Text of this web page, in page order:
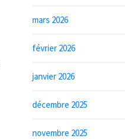
mars 2026
février 2026
janvier 2026
décembre 2025
novembre 2025